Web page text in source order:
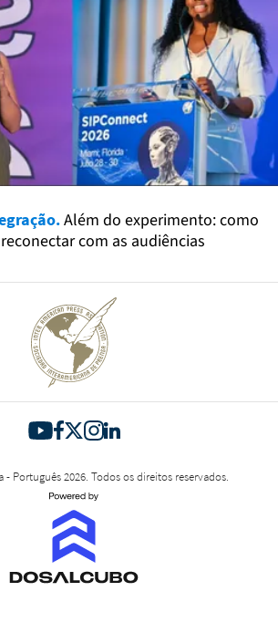
Além do experimento: como
com as audiências
- Português 2026. Todos os direitos reservados.